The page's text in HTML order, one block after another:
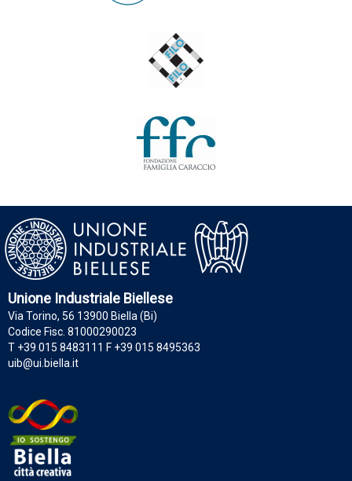
Unione Industriale Biellese
Via Torino, 56 13900 Biella (Bi)
Codice Fisc. 81000290023
T +39 015 8483111 F +39 015 8495363
uib@ui.biella.it